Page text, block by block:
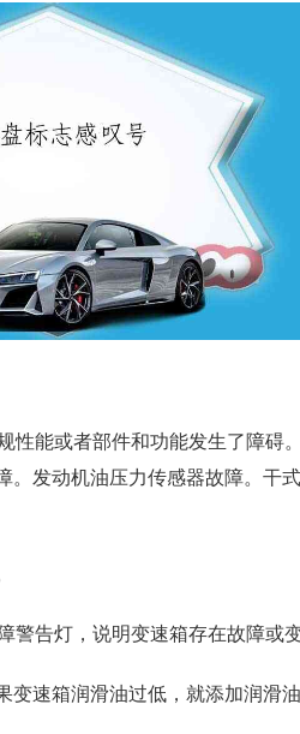
性能或者部件和功能发生了障碍
发动机油压力传感器故障。干
告灯，说明变速箱存在故障或
速箱润滑油过低，就添加润滑油